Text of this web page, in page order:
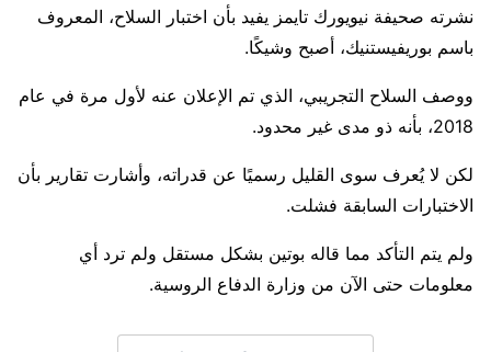
نشرته صحيفة نيويورك تايمز يفيد بأن اختبار السلاح، المعروف
باسم بوريفيستنيك، أصبح وشيكًا.
ووصف السلاح التجريبي، الذي تم الإعلان عنه لأول مرة في عام
2018، بأنه ذو مدى غير محدود.
لكن لا يُعرف سوى القليل رسميًا عن قدراته، وأشارت تقارير بأن
الاختبارات السابقة فشلت.
ولم يتم التأكد مما قاله بوتين بشكل مستقل ولم ترد أي
معلومات حتى الآن من وزارة الدفاع الروسية.